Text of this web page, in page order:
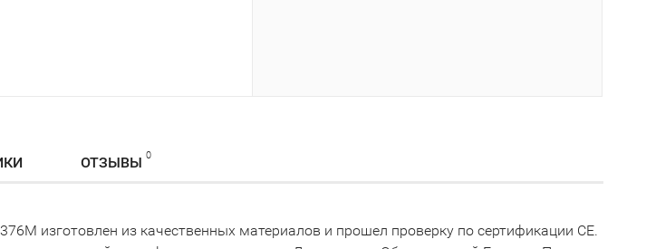
ОТЗЫВЫ 0
изготовлен из качественных материалов и прошел проверку по сертификации CE.